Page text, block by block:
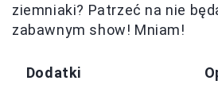
ziemniaki? Patrzeć na nie
zabawnym show! Mniam!
Dodatki